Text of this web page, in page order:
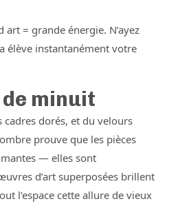
art = grande énergie. N’ayez
élève instantanément votre
minuit
dorés, et du velours
prouve que les pièces
— elles sont
d’art superposées brillent
l’espace cette allure de vieux